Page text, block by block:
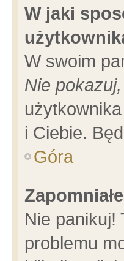
W jaki
W swoim
Nie
i Ciebie.
Góra
Nie panikuj!
problemu